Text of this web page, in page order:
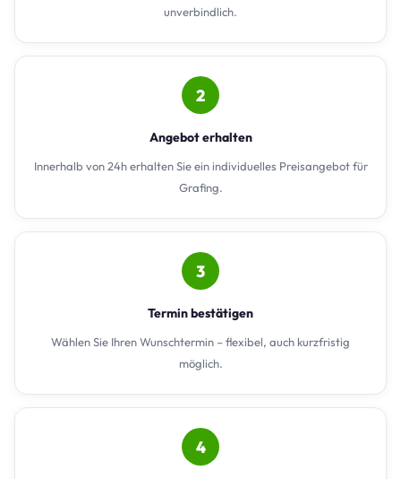
unverbindlich.
2
Angebot erhalten
Innerhalb von 24h erhalten Sie ein individuelles Preisangebot für
Grafing.
3
Termin bestätigen
Wählen Sie Ihren Wunschtermin – flexibel, auch kurzfristig
möglich.
4